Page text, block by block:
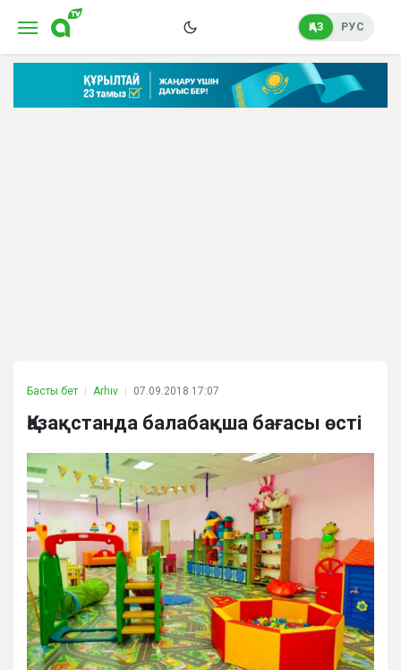
ҚАЗ РУС
Басты бет Arhıv 07.09.2018 17:07
Қазақстанда балабақша бағасы өсті